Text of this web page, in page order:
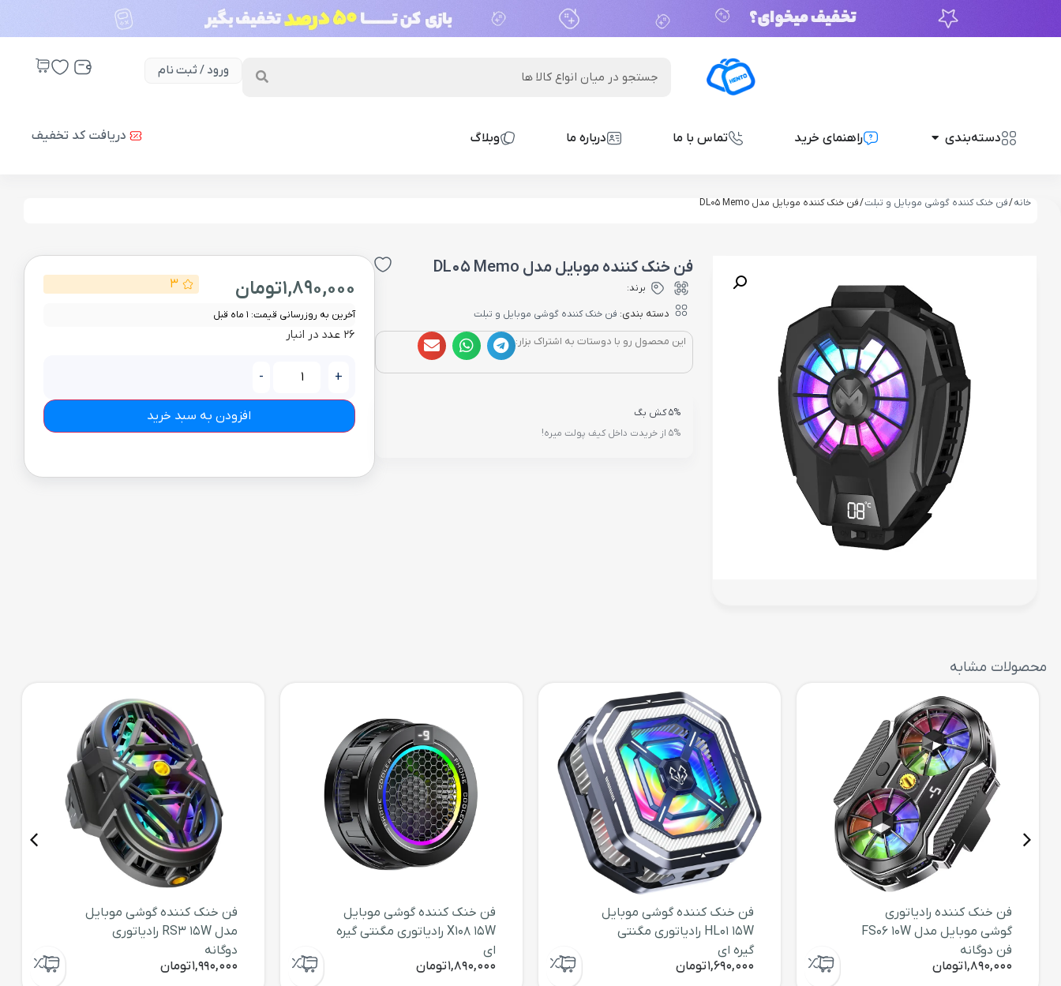
ورود / ثبت نام
دسته‌بندی راهنمای خرید تماس با ما درباره ما وبلاگ دریافت کد تخفیف
خانه/فن خنک کننده گوشی موبایل و تبلت/ فن خنک کننده موبایل مدل DL05 Memo
1,890,000تومان 3
آخرین به روزرسانی قیمت: 1 ماه قبل
26 عدد در انبار
+
-
افزودن به سبد خرید
فن خنک کننده موبایل مدل DL05 Memo
برند:
دسته بندی: فن خنک کننده گوشی موبایل و تبلت
این محصول رو با دوستات به اشتراک بزار:
5% کش بگ
5% از خریدت داخل کیف پولت میره!
محصولات مشابه
فن خنک کننده رادیاتوری
گوشی موبایل مدل FS06 10W
فن دوگانه
1,890,000تومان
فن خنک کننده گوشی موبایل
HL01 15W رادیاتوری مگنتی
گیره ای
1,690,000تومان
فن خنک کننده گوشی موبایل
X108 15W رادیاتوری مگنتی گیره
ای
1,890,000تومان
فن خنک کننده گوشی موبایل
مدل RS3 15W رادیاتوری
دوگانه
1,990,000تومان